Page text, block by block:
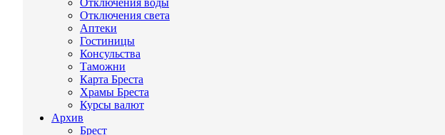
Отключения воды
Отключения света
Аптеки
Гостиницы
Консульства
Таможни
Карта Бреста
Храмы Бреста
Курсы валют
Архив
Брест